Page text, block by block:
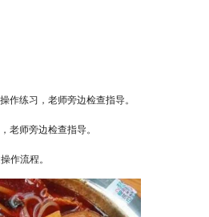
作练习，老师旁边检查指导。
老师旁边检查指导。
作流程。